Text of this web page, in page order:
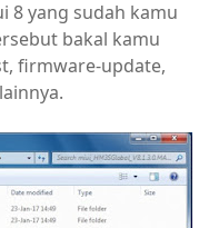
8 yang sudah kamu
bakal kamu
firmware-update,